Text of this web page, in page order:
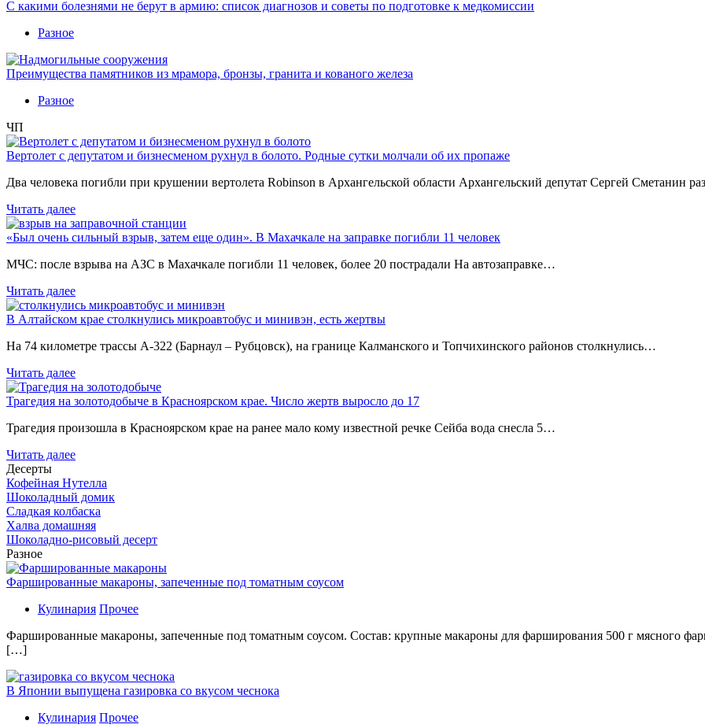
С какими болезнями не берут в армию: список диагнозов и советы по подготовке к медкомиссии
Разное
Преимущества памятников из мрамора, бронзы, гранита и кованого железа
Разное
ЧП
Вертолет с депутатом и бизнесменом рухнул в болото. Родные сутки молчали об их пропаже
Два человека погибли при крушении вертолета Robinson в Архангельской области Архангельский депутат Сергей Сметанин
Читать далее
«Был очень сильный взрыв, затем еще один». В Махачкале на заправке погибли 11 человек
МЧС: после взрыва на АЗС в Махачкале погибли 11 человек, более 20 пострадали На автозаправке…
Читать далее
В Алтайском крае столкнулись микроавтобус и минивэн, есть жертвы
На 74 километре трассы А-322 (Барнаул – Рубцовск), на границе Калманского и Топчихинского районов столкнулись…
Читать далее
Трагедия на золотодобыче в Красноярском крае. Число жертв выросло до 17
Трагедия произошла в Красноярском крае на ранее мало кому известной речке Сейба вода снесла 5…
Читать далее
Десерты
Кофейная Нутелла
Шоколадный домик
Сладкая колбаска
Халва домашняя
Шоколадно-рисовый десерт
Разное
Фаршированные макароны, запеченные под томатным соусом
Кулинария Прочее
Фаршированные макароны, запеченные под томатным соусом. Состав: крупные макароны для фарширования 500 г мясного
[…]
В Японии выпущена газировка со вкусом чеснока
Кулинария Прочее